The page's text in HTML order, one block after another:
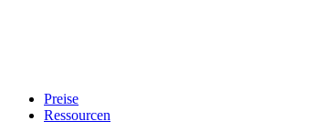
Preise
Ressourcen